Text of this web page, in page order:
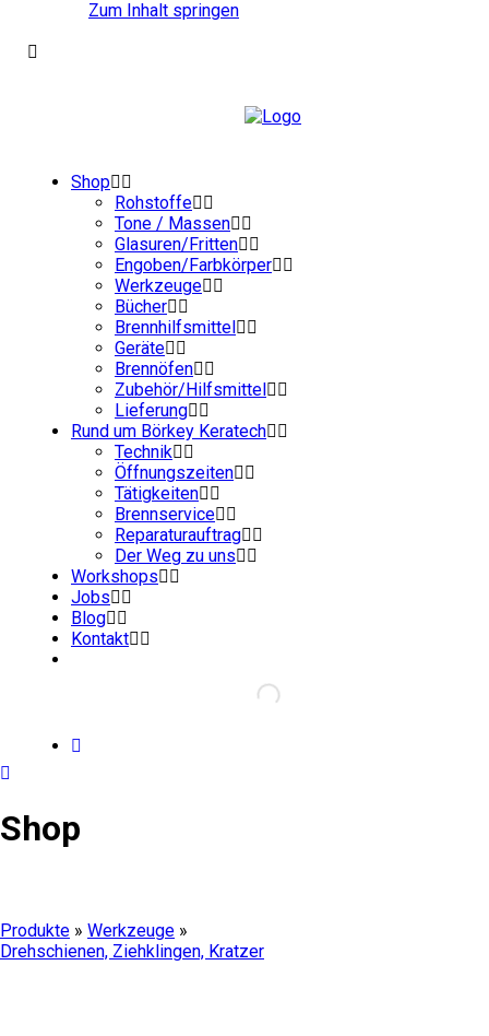
Zum Inhalt springen
Shop
Rohstoffe
Tone / Massen
Glasuren/Fritten
Engoben/Farbkörper
Werkzeuge
Bücher
Brennhilfsmittel
Geräte
Brennöfen
Zubehör/Hilfsmittel
Lieferung
Rund um Börkey Keratech
Technik
Öffnungszeiten
Tätigkeiten
Brennservice
Reparaturauftrag
Der Weg zu uns
Workshops
Jobs
Blog
Kontakt
Shop
Produkte » Werkzeuge »
Drehschienen, Ziehklingen, Kratzer